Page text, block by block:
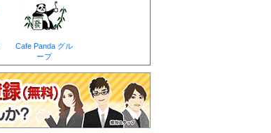
Cafe Panda グル
ープ